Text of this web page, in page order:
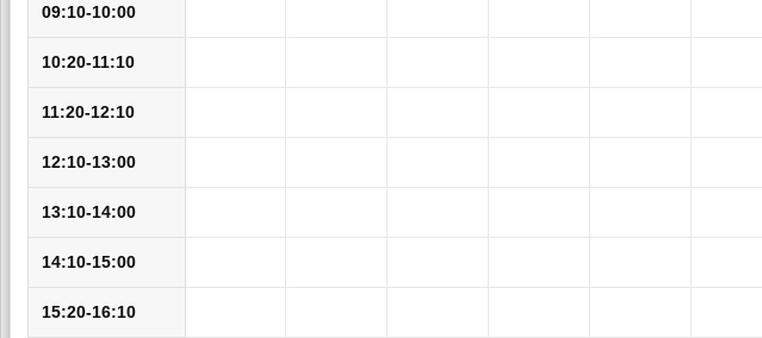
09:10-10:00
10:20-11:10
11:20-12:10
12:10-13:00
13:10-14:00
14:10-15:00
15:20-16:10